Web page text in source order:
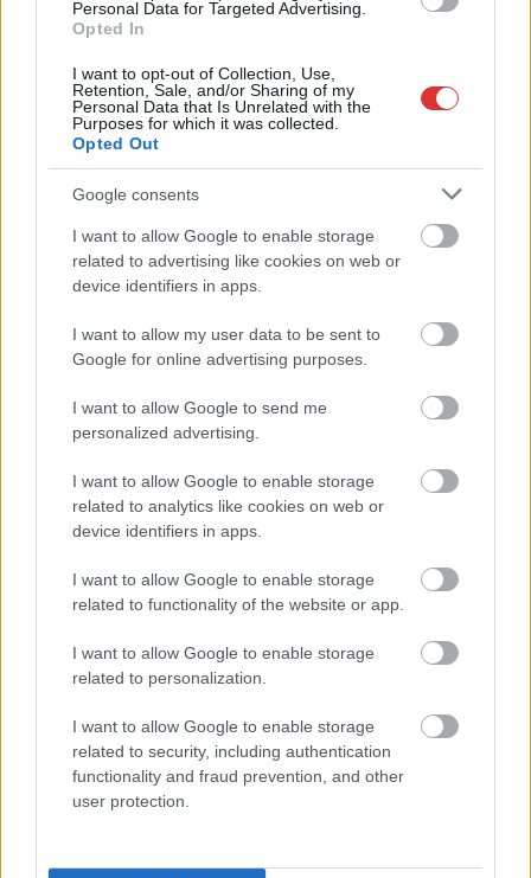
Personal Data for Targeted Advertising.
Opted In
I want to opt-out of Collection, Use,
Retention, Sale, and/or Sharing of my
Personal Data that Is Unrelated with the
Purposes for which it was collected.
Opted Out
Google consents
I want to allow Google to enable storage
related to advertising like cookies on web or
device identifiers in apps.
I want to allow my user data to be sent to
Google for online advertising purposes.
I want to allow Google to send me
personalized advertising.
I want to allow Google to enable storage
related to analytics like cookies on web or
device identifiers in apps.
I want to allow Google to enable storage
related to functionality of the website or app.
I want to allow Google to enable storage
related to personalization.
I want to allow Google to enable storage
related to security, including authentication
functionality and fraud prevention, and other
user protection.
független helyi sajtóból
büntetőügyében, vesztegetés miatt 3 év letöltendőt kaphat és
ez csak az egyik botrány
Problémák egész Jász-Nagykun-Szolnok megyében: egyre
több otthoni kútból fogy ki a víz
lezárnak a napokban, a közlekedés az átlagost is meghaladó
mértékben lebénul
alapos késések alakultak ki a menetrendhez képest,
kimaradás is előfordult
Ön szerint hogy készül a hamisítatlan szolnoki habos isler?
üzemekben
Az idei év leglassabb növekedését hozta a június a
Györfi Mihály több tucat vállalkozással egyeztetett a
kerékpárgyár dolgozóinak megsegítéséről
41 fok fölé forrósodott az ország, Szolnokon pedig egy másik
rekord is megdőlt
Egy telefonhívást akart, végül rendőrök vitték el a mezőtúri
A Tisza kormány minisztere újabb nagy változásokról döntött